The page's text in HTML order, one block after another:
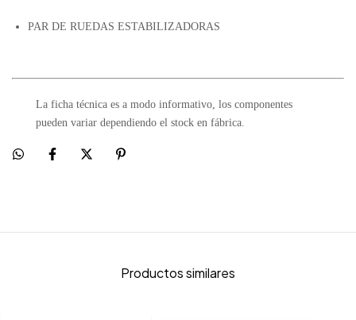
PAR DE RUEDAS ESTABILIZADORAS
La ficha técnica es a modo informativo, los componentes
pueden variar dependiendo el stock en fábrica.
Productos similares